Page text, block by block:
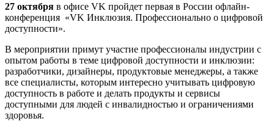
27 октября в офисе VK пройдет первая в России офлайн-
конференция «VK Инклюзия. Профессионально о цифровой
доступности».
В мероприятии примут участие профессионалы индустрии с
опытом работы в теме цифровой доступности и инклюзии:
разработчики, дизайнеры, продуктовые менеджеры, а также
все специалисты, которым интересно учитывать цифровую
доступность в работе и делать продукты и сервисы
доступными для людей с инвалидностью и ограничениями
здоровья.